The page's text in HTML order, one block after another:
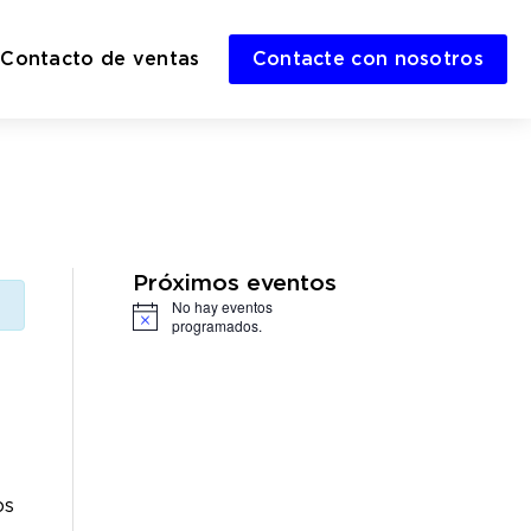
Contacto de ventas Contacte con nosotros
Próximos eventos
Notice
No hay eventos
programados.